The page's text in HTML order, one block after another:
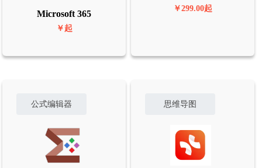
Microsoft 365
￥起
￥299.00起
公式编辑器 思维导图